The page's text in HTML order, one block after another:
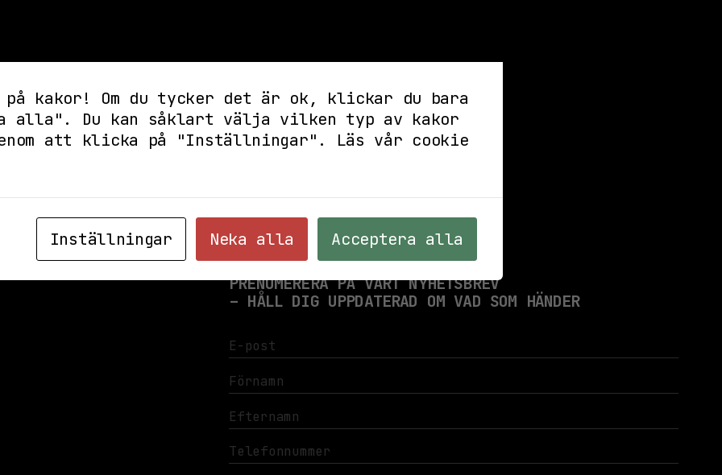
PRENUMERERA PÅ VÅRT NYHETSBREV
– HÅLL DIG UPPDATERAD OM VAD SOM HÄNDER
på kakor! Om du tycker det är ok, klickar du bara
alla". Du kan såklart välja vilken typ av kakor
att klicka på "Inställningar". Läs vår cookie
Inställningar Neka alla Acceptera alla